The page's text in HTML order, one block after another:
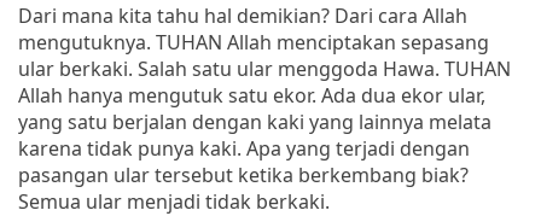
Dari mana kita tahu hal demikian? Dari cara Allah
mengutuknya. TUHAN Allah menciptakan sepasang
ular berkaki. Salah satu ular menggoda Hawa. TUHAN
Allah hanya mengutuk satu ekor. Ada dua ekor ular,
yang satu berjalan dengan kaki yang lainnya melata
karena tidak punya kaki. Apa yang terjadi dengan
pasangan ular tersebut ketika berkembang biak?
Semua ular menjadi tidak berkaki.